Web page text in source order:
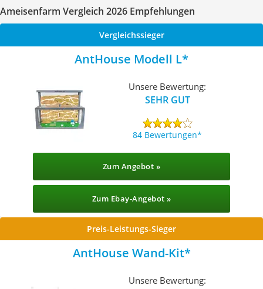
Ameisenfarm Vergleich 2026 Empfehlungen
Vergleichssieger
AntHouse Modell L
Unsere Bewertung:
SEHR GUT
84 Bewertungen
Zum Angebot »
Zum Ebay-Angebot »
Preis-Leistungs-Sieger
AntHouse Wand-Kit
Unsere Bewertung: